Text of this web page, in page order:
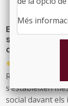
festivals de
914637)
El Govern de
socials
afectades
●
Reial decret llei
s’estableixen
social davant
Més